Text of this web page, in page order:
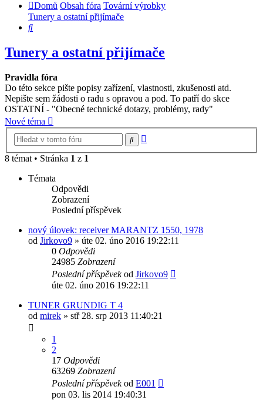
Domů Obsah fóra Tovární výrobky
Tunery a ostatní přijímače
Hledat
Tunery a ostatní přijímače
Pravidla fóra
Do této sekce pište popisy zařízení, vlastnosti, zkušenosti atd.
Nepište sem žádosti o radu s opravou a pod. To patří do skce
OSTATNÍ - "Obecné technické dotazy, problémy, rady"
Nové téma
Hledat
8 témat • Stránka 1 z 1
Témata
Odpovědi
Zobrazení
Poslední příspěvek
nový úlovek: receiver MARANTZ 1550, 1978
od Jirkovo9 » úte 02. úno 2016 19:22:11
0 Odpovědi
24985 Zobrazení
Poslední příspěvekod Jirkovo9
úte 02. úno 2016 19:22:11
TUNER GRUNDIG T 4
od mirek » stř 28. srp 2013 11:40:21
1
2
17 Odpovědi
63269 Zobrazení
Poslední příspěvekod E001
pon 03. lis 2014 19:40:31